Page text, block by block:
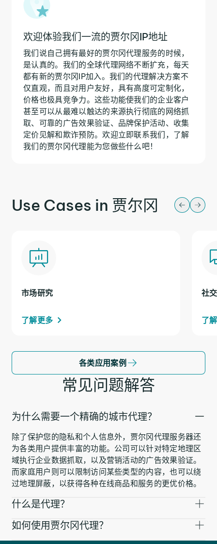
欢迎体验我们一流的贾尔冈IP地址
我们说自己拥有最好的贾尔冈代理服务的时候，
是认真的。我们的全球代理网络不断扩充，每天
都有新的贾尔冈IP加入。我们的代理解决方案不
仅直观，而且对用户友好，具有高度可定制化，
价格也极具竞争力。这些功能使我们的企业客户
甚至可以从最难以触达的来源执行彻底的网络抓
取、可靠的广告效果验证、品牌保护活动、收集
定价见解和欺诈预防。欢迎立即联系我们，了解
我们的贾尔冈代理能为您做些什么吧！
Use Cases in 贾尔冈
市场研究
了解更多
社
了
各类应用案例
常见问题解答
为什么需要一个精确的城市代理？
除了保护您的隐私和个人信息外，贾尔冈代理服务器还
为各类用户提供丰富的功能。公司可以针对特定地理区
域执行企业数据抓取，以及营销活动的广告效果验证。
而家庭用户则可以限制访问某些类型的内容，也可以绕
过地理屏蔽，以获得各种在线商品和服务的更优价格。
什么是代理？
如何使用贾尔冈代理？